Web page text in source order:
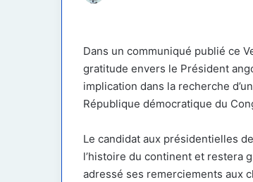
Dans un communiqué publié ce
gratitude envers le Président
implication dans la recherche
République démocratique du
Le candidat aux présidentielles
l’histoire du continent et restera
adressé ses remerciements aux